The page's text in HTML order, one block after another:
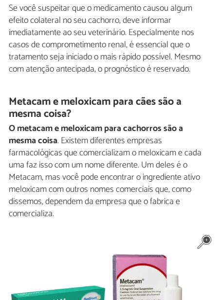
Se você suspeitar que o medicamento causou algum
efeito colateral no seu cachorro, deve informar
imediatamente ao seu veterinário. Especialmente nos
casos de comprometimento renal, é essencial que o
tratamento seja iniciado o mais rápido possível. Mesmo
com atenção antecipada, o prognóstico é reservado.
Metacam e meloxicam para cães são a
mesma coisa?
O metacam e meloxicam para cachorros são a
mesma coisa. Existem diferentes empresas
farmacológicas que comercializam o meloxicam e cada
uma faz isso com um nome diferente. Um deles é o
Metacam, mas você pode encontrar o ingrediente ativo
meloxicam com outros nomes comerciais que, como
dissemos, dependem da empresa que o fabrica e
comercializa.